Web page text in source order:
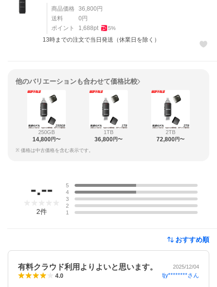
商品価格 36,800 円
送料
0 円
ポイント
1,688pt 5%
13時までの注文で当日発送（休業日を除く）
他のバリエーションも合わせて価格比較
250GB
14,800円〜
1TB
36,800円〜
2TB
72,800円〜
※ 価格は中古価格を含む表示です。
-.--
2件
5
4
3
2
1
おすすめ順
有料クラウド利用よりよいと思います。 2025/12/04
4.0 tjy********さん